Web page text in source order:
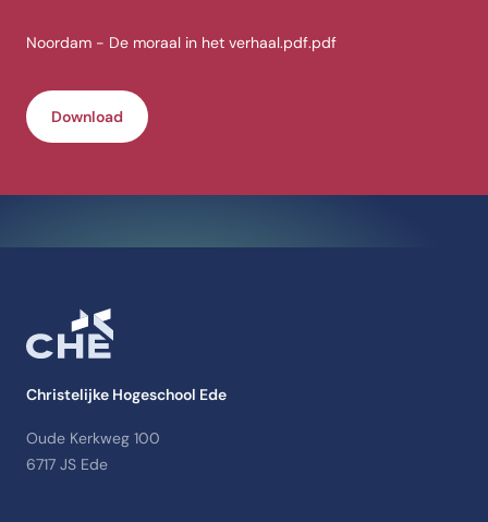
Noordam - De moraal in het verhaal.pdf.pdf
Download
Christelijke Hogeschool Ede
Oude Kerkweg 100
6717 JS Ede